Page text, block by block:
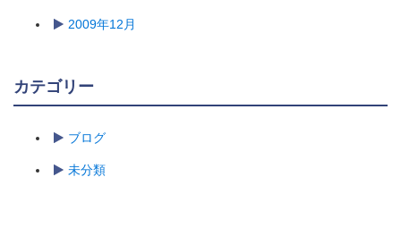
2009年12月
カテゴリー
ブログ
未分類